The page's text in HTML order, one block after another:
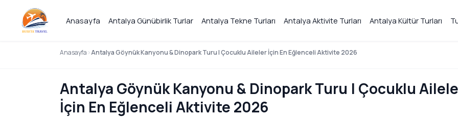
Anasayfa Antalya Günübirlik Turlar Antalya Tekne Turları Antalya Aktivite Turları Antalya Kültür Turları
Anasayfa Antalya Göynük Kanyonu & Dinopark Turu | Çocuklu Aileler İçin En Eğlenceli Aktivite 2026
Antalya Göynük Kanyonu & Dinopark Turu | Çocuklu
İçin En Eğlenceli Aktivite 2026